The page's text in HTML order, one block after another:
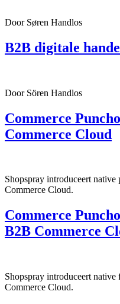
Door Søren Handlos
B2B digitale
Door Sören Handlos
Commerce
Commerce Cloud
Shopspray introduceert
Commerce Cloud.
Commerce
B2B Commerce
Shopspray introduceert
Commerce Cloud.